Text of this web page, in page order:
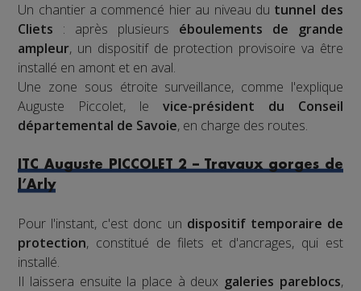
Un chantier a commencé hier au niveau du tunnel des
Cliets : après plusieurs éboulements de grande
ampleur, un dispositif de protection provisoire va être
installé en amont et en aval.
Une zone sous étroite surveillance, comme l'explique
Auguste Piccolet, le vice-président du Conseil
départemental de Savoie, en charge des routes.
ITC Auguste PICCOLET 2 – Travaux gorges de
l’Arly
Pour l'instant, c'est donc un dispositif temporaire de
protection, constitué de filets et d'ancrages, qui est
installé.
Il laissera ensuite la place à deux galeries pareblocs,